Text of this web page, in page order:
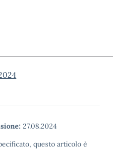
27.08.2024
questo articolo è